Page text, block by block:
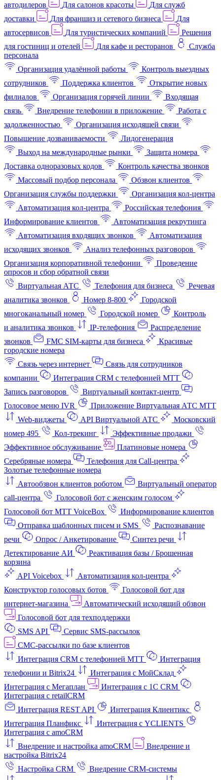
автодилеров
Для салонов красоты
Для служб
доставки
Для франшиз и сетевого бизнеса
Для
автосервисов
Для туристических компаний
Решения
для гостиниц и отелей
Для кафе и ресторанов
Служба
персонала
Организация удалённой работы
Контроль выездных
сотрудников
Поддержка клиентов
Открытие новых
филиалов
Организация горячей линии
Входящая
связь
Внедрение телефонии в приложение
Работа с
задолженностью
Организация исходящей связи
Повышение дозваниваемости
Лидогенерация
Выход на международные рынки
Защита номера
Доставка одноразовых кодов
Контроль качества звонков
Массовый подбор персонала
Обзвон клиентов
Организация службы поддержки
Организация кол-центра
Автоматизация кол-центра
Российская телефония
Информирование клиентов
Автоматизация рекрутинга
Автоматизация входящих звонков
Автоматизация
исходящих звонков
Анализ телефонных разговоров
Организация корпоративной телефонии
Проведение
опросов и сбор обратной связи
Виртуальная АТС
Телефония для бизнеса
Речевая
аналитика звонков
Номер 8-800
Городской
многоканальный номер
Городской номер
Контроль
и аналитика звонков
IP-телефония
Распределение
звонков
FMC SIM-карты для бизнеса
Красивые
городские номера
Связь через интернет
Связь для сотрудников
компании
Интеграция CRM с телефонией МТТ
Запись разговоров
Виртуальный контакт‑центр
Голосовое меню IVR
Приложение Виртуальная АТС МТТ
Web-виджеты
API Виртуальной АТС
Московский
номер 495
Кол-трекинг
Эффективные продажи
Эффективное обслуживание
Платиновые номера
Серебряные номера
Телефония для Call-центра
Золотые телефонные номера
Автообзвон клиентов роботом
Виртуальный оператор
call-центра
Голосовой бот с женским голосом
Голосовой бот МТТ VoiceBox
Информирование клиентов
Отправка шаблонных писем и SMS
Распознавание
речи
Опрос / Анкетирование
Синтез речи
Детектирование АИ
Реактивация базы / Брошенная
корзина
API Voicebox
Автоматизация кол‑центра
Конструктор голосовых ботов
Голосовой бот для
интернет‑магазина
Автоматический исходящий обзвон
Голосовой бот для техподдержки
SMS API
Сервис SMS-рассылок
СМС-рассылки по базе клиентов
Интеграция CRM с телефонией МТТ
Интеграция
телефонии и Bitrix24
Интеграция с МойСклад
Интеграция с Мегаплан
Интеграция с 1C CRM
Интеграция с retailCRM
Интеграция REST API
Интеграция Клиентикс
Интеграция Планфикс
Интеграция с YCLIENTS
Интеграция с amoCRM
Внедрение и настройка amoCRM
Внедрение и
настройка Bitrix24
Настройка CRM
Внедрение CRM-системы